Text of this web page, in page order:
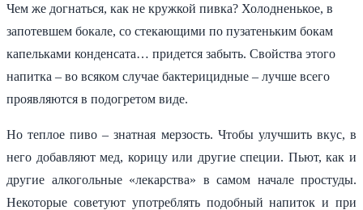
Чем же догнаться, как не кружкой пивка? Холодненькое, в
запотевшем бокале, со стекающими по пузатеньким бокам
капельками конденсата… придется забыть. Свойства этого
напитка – во всяком случае бактерицидные – лучше всего
проявляются в подогретом виде.
Но теплое пиво – знатная мерзость. Чтобы улучшить вкус, в
него добавляют мед, корицу или другие специи. Пьют, как и
другие алкогольные «лекарства» в самом начале простуды.
Некоторые советуют употреблять подобный напиток и при